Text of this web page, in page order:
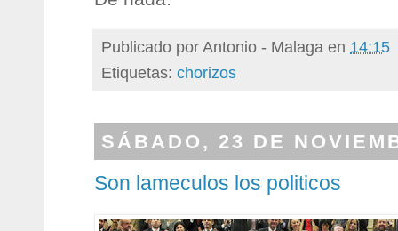
Publicado porAntonio - Malaga en 14:15
Etiquetas: chorizos
SÁBADO, 23 DE
Son lameculos los politicos